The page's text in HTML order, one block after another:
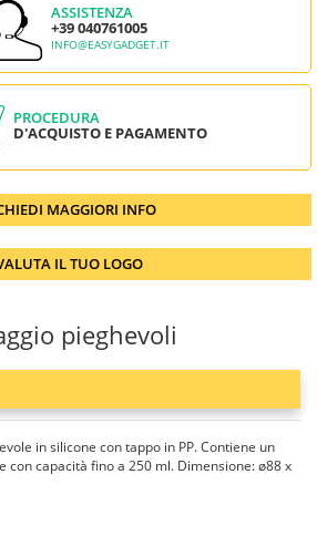
ASSISTENZA
+39 040761005
INFO@EASYGADGET.IT
PROCEDURA
D'ACQUISTO E PAGAMENTO
MAGGIORI INFO
IL TUO LOGO
pieghevoli
in silicone con tappo in PP. Contiene un
con capacità fino a 250 ml. Dimensione: ø88 x